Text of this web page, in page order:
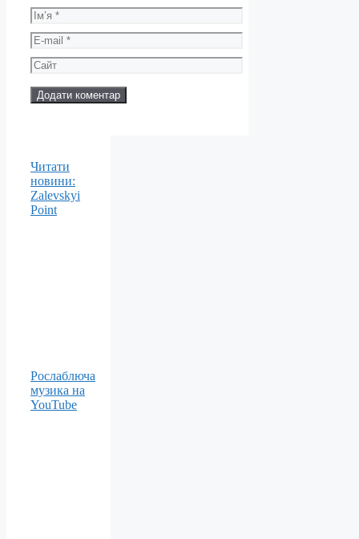
Ім’я
E-
mail
Сайт
Читати
новини:
Zalevskyi
Point
Рослаблюча
музика на
YouTube